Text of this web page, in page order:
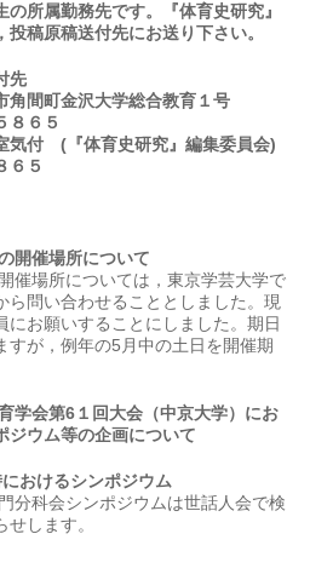
所属勤務先です。『体育史研究』
稿原稿送付先にお送り下さい。
先
間町金沢大学総合教育１号
６５
付 (『体育史研究』編集委員会)
６５
開催場所について
催場所については，東京学芸大学で
ら問い合わせることとしました。現
にお願いすることにしました。期日
すが，例年の5月中の土日を開催期
学会第6１回大会（中京大学）にお
ジウム等の企画について
おけるシンポジウム
分科会シンポジウムは世話人会で検
します。